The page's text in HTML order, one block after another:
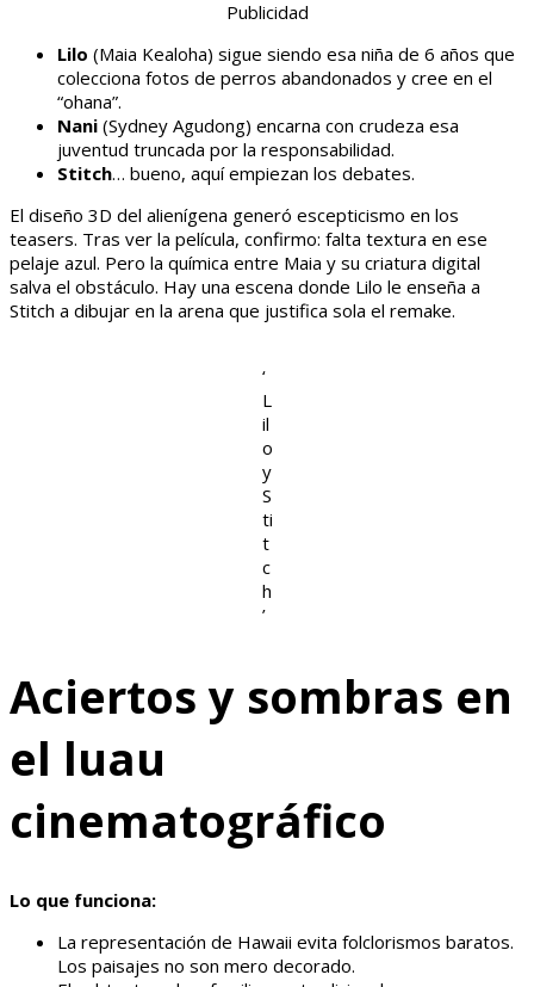
Publicidad
Lilo (Maia Kealoha) sigue siendo esa niña de 6 años que
colecciona fotos de perros abandonados y cree en el
“ohana”.
Nani (Sydney Agudong) encarna con crudeza esa
juventud truncada por la responsabilidad.
Stitch… bueno, aquí empiezan los debates.
El diseño 3D del alienígena generó escepticismo en los
teasers. Tras ver la película, confirmo: falta textura en ese
pelaje azul. Pero la química entre Maia y su criatura digital
salva el obstáculo. Hay una escena donde Lilo le enseña a
Stitch a dibujar en la arena que justifica sola el remake.
‘
L
il
o
y
S
ti
t
c
h
’
Aciertos y sombras en
el luau
cinematográfico
Lo que funciona:
La representación de Hawaii evita folclorismos baratos.
Los paisajes no son mero decorado.